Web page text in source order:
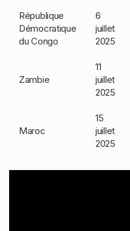
République
Démocratique
du Congo
6
juillet
2025
Zambie
11
juillet
2025
Maroc
15
juillet
2025